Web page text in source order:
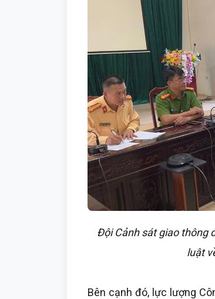
Đội Cảnh sát giao thông
luật
Bên cạnh đó, lực lượng